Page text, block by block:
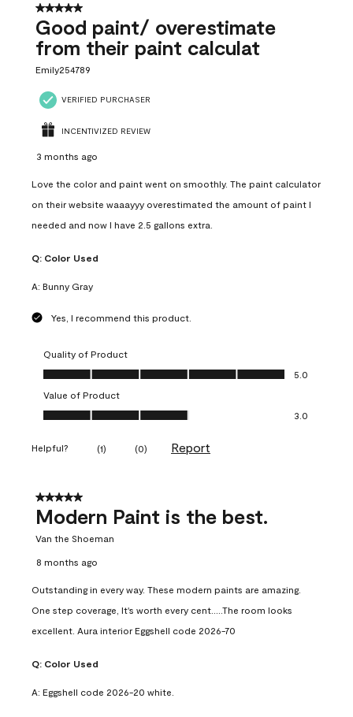
5 out of 5 stars.
Good paint/ overestimate
from their paint calculat
Emily254789
VERIFIED PURCHASER
INCENTIVIZED REVIEW
3 months ago
Love the color and paint went on smoothly. The paint calculator
on their website waaayyy overestimated the amount of paint I
needed and now I have 2.5 gallons extra.
Q: Color Used
A: Bunny Gray
Yes, I recommend this product.
Quality of Product
Quality of Product, 5.0 out of 5
5.0
Value of Product
Value of Product, 3.0 out of 5
3.0
Helpful? (1) (0) Report
5 out of 5 stars.
Modern Paint is the best.
Van the Shoeman
8 months ago
Outstanding in every way. These modern paints are amazing.
One step coverage, It's worth every cent.....The room looks
excellent. Aura interior Eggshell code 2026-70
Q: Color Used
A: Eggshell code 2026-20 white.